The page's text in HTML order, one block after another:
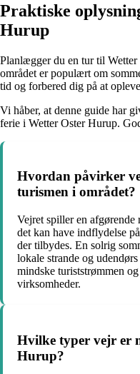
Praktiske
Hurup
Planlægger du en tur til
området er populært om
tid og forbered dig på at
Vi håber, at denne guide har
ferie i Wetter Oster Hurup.
Hvordan påvirker
turismen i området?
Vejret spiller en
det kan have indflydelse
der tilbydes. En solrig
lokale strande og
mindske turiststrømmen
virksomheder.
Hvilke typer vejr er
Hurup?